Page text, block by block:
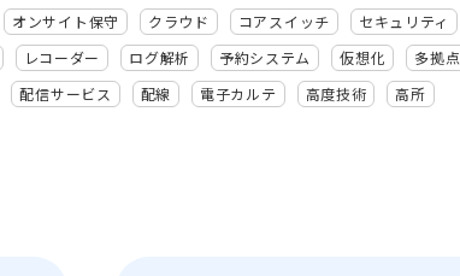
オンサイト保守 クラウド コアスイッチ
セキュリティ
レコーダー ログ解析 予約システム 仮想化
多拠点
配信サービス 配線 電子カルテ 高度技術 高所